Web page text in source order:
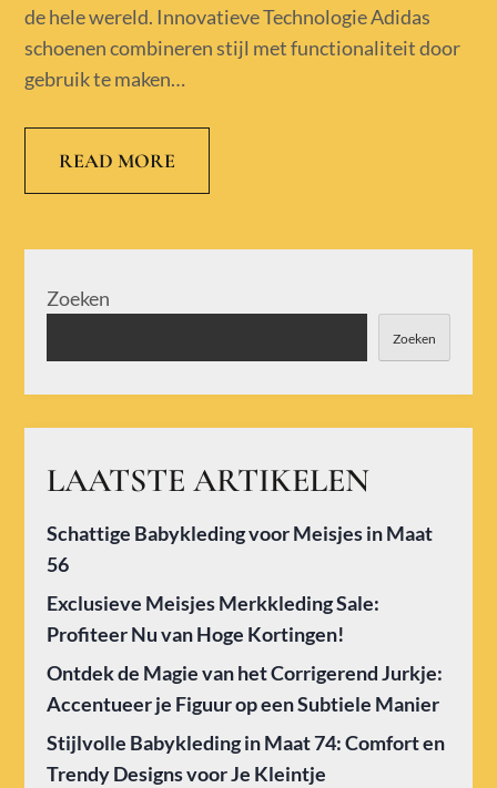
de hele wereld. Innovatieve Technologie Adidas
schoenen combineren stijl met functionaliteit door
gebruik te maken…
READ MORE
Zoeken
Zoeken
LAATSTE ARTIKELEN
Schattige Babykleding voor Meisjes in Maat
56
Exclusieve Meisjes Merkkleding Sale:
Profiteer Nu van Hoge Kortingen!
Ontdek de Magie van het Corrigerend Jurkje:
Accentueer je Figuur op een Subtiele Manier
Stijlvolle Babykleding in Maat 74: Comfort en
Trendy Designs voor Je Kleintje